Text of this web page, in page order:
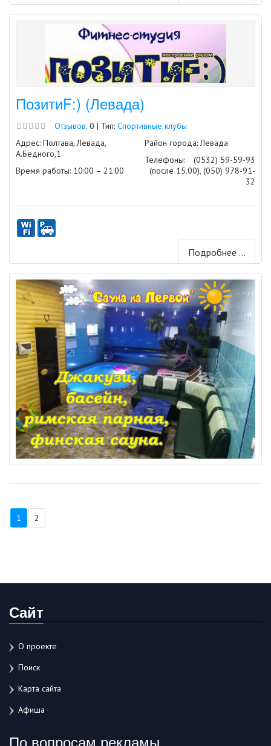
ПозитиF:) (Левада)
Отзывов: 0 | Тип: Спортивные клубы
Адрес: Полтава, Левада,
А.Бедного,1
Время работы: 10:00 – 21:00
Район города: Левада
Телефоны:
(0532) 59-59-93
(после 15.00), (050) 978-91-
32
Подробнее ...
1 2
Сайт
О проекте
Поиск
Карта сайта
Афиша
По вопросам рекламы